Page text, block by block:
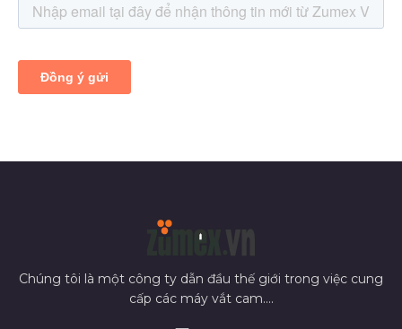
Chúng tôi là một công ty dẫn đầu thế giới trong việc cung
cấp các máy vắt cam....